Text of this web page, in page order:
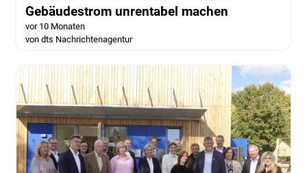
Gebäudestrom unrentabel machen
vor 10 Monaten
von dts Nachrichtenagentur